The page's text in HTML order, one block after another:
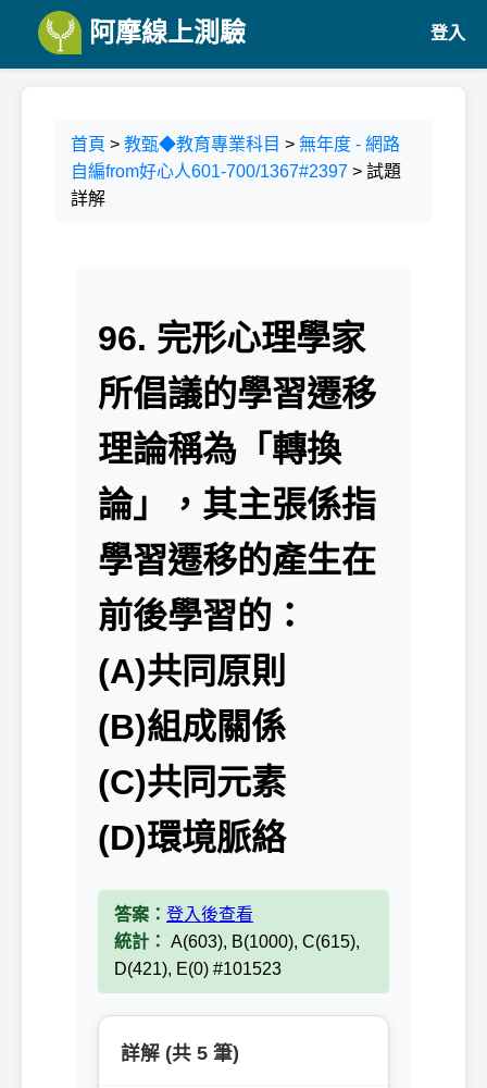
阿摩線上測驗 登入
首頁 > 教甄◆教育專業科目 > 無年度 - 網路
自編from好心人601-700/1367#2397 > 試題
詳解
96. 完形心理學家
所倡議的學習遷移
理論稱為「轉換
論」，其主張係指
學習遷移的產生在
前後學習的：
(A)共同原則
(B)組成關係
(C)共同元素
(D)環境脈絡
答案： 登入後查看
統計： A(603), B(1000), C(615),
D(421), E(0) #101523
詳解 (共 5 筆)